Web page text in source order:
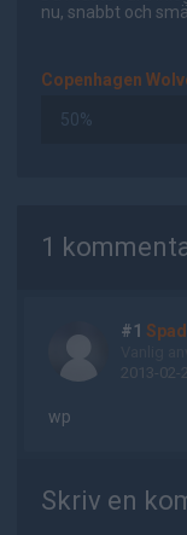
nu, snabbt och
Copenhagen
50%
1
#1
2013-02-
wp
Skriv en